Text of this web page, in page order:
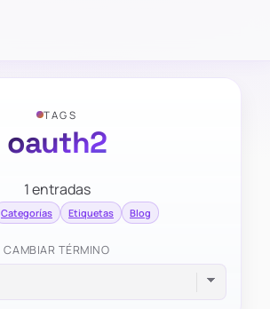
TAGS
oauth2
1 entradas
Categorías Etiquetas Blog
CAMBIAR TÉRMINO